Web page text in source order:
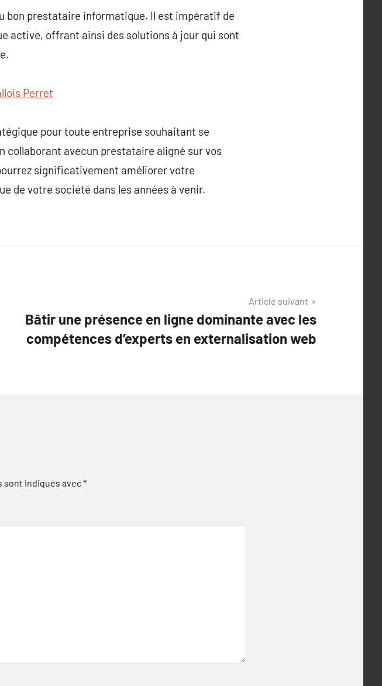
bon prestataire informatique. Il est impératif de
active, offrant ainsi des solutions à jour qui sont
Perret
pour toute entreprise souhaitant se
collaborant avecun prestataire aligné sur vos
significativement améliorer votre
de votre société dans les années à venir.
Article suivant
Bâtir une présence en ligne dominante avec les
compétences d’experts en externalisation web
sont indiqués avec*